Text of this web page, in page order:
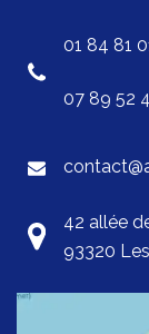
01 84 81
07 89 52
42 allée
93320